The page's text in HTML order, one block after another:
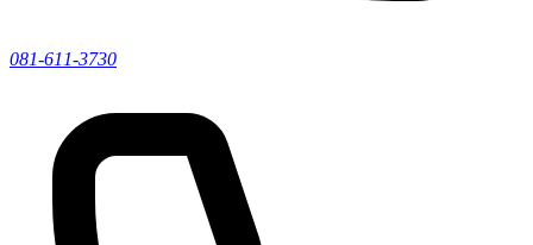
081-611-3730